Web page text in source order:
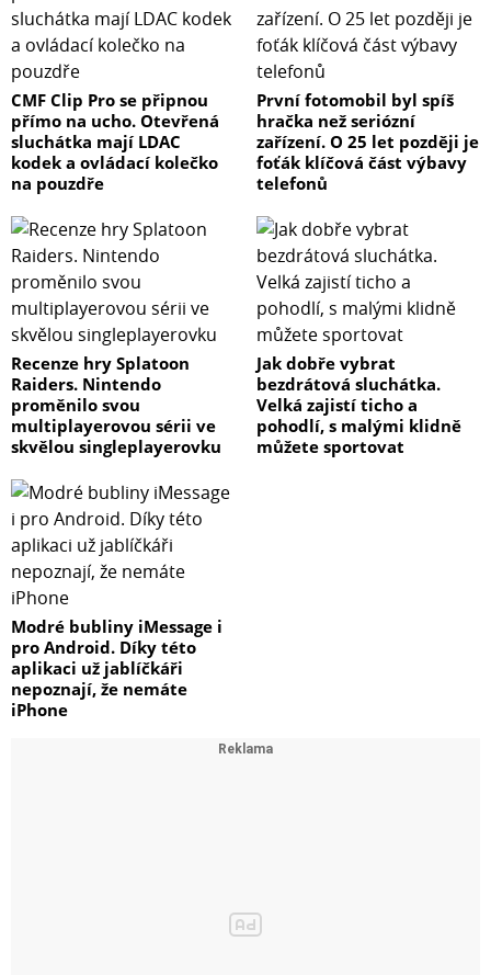
CMF Clip Pro se připnou
přímo na ucho. Otevřená
sluchátka mají LDAC
kodek a ovládací kolečko
na pouzdře
První fotomobil byl spíš
hračka než seriózní
zařízení. O 25 let později je
foťák klíčová část výbavy
telefonů
Recenze hry Splatoon
Raiders. Nintendo
proměnilo svou
multiplayerovou sérii ve
skvělou singleplayerovku
Jak dobře vybrat
bezdrátová sluchátka.
Velká zajistí ticho a
pohodlí, s malými klidně
můžete sportovat
Modré bubliny iMessage i
pro Android. Díky této
aplikaci už jablíčkáři
nepoznají, že nemáte
iPhone